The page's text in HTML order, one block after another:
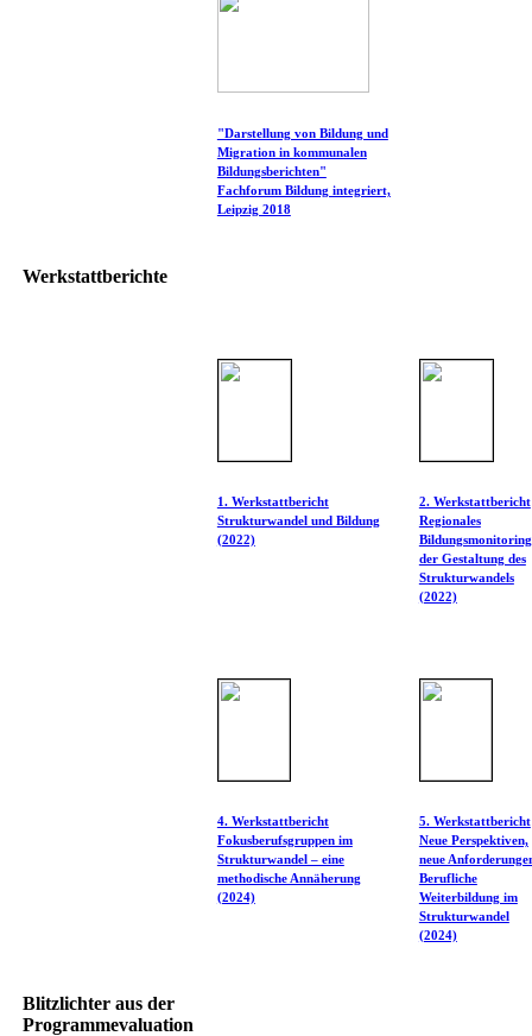
"Darstellung von Bildung und
Migration in kommunalen
Bildungsberichten"
Fachforum Bildung integriert,
Leipzig 2018
Werkstattberichte
1. Werkstattbericht
Strukturwandel und Bildung
(2022)
2. Werkstattbericht
Regionales
der Gestaltung des
Strukturwandels
(2022)
4. Werkstattbericht
Fokusberufsgruppen im
Strukturwandel – eine
methodische Annäherung
(2024)
5. Werkstattbericht
Neue Perspektiven,
neue
Berufliche
Weiterbildung im
Strukturwandel
(2024)
Blitzlichter aus der
Programmevaluation